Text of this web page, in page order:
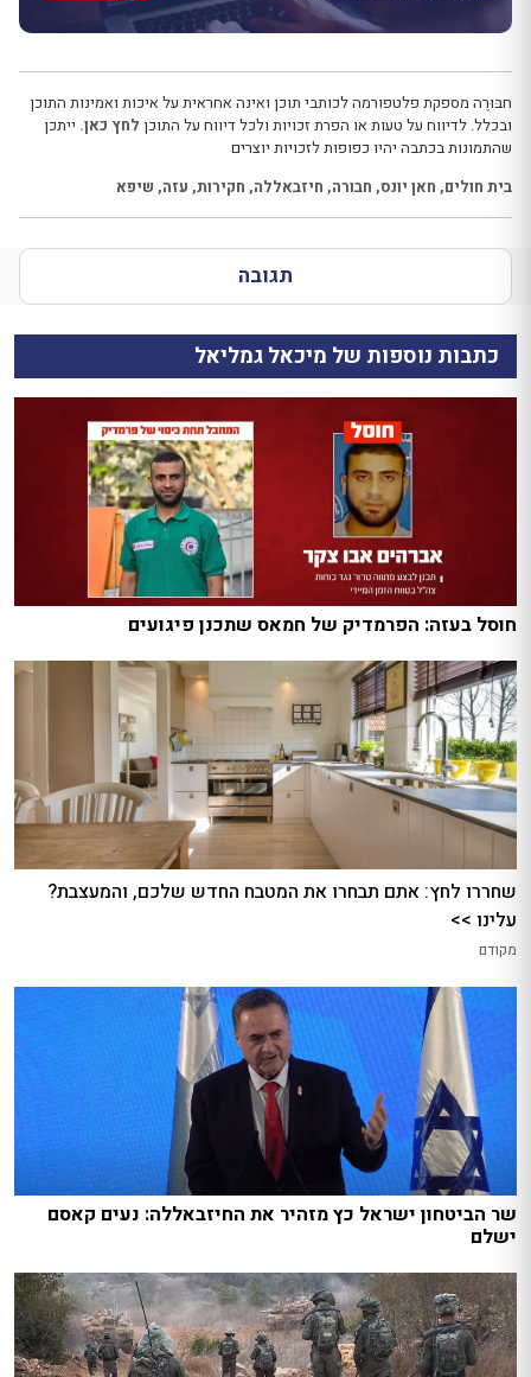
חבּוּרֶה מספקת פלטפורמה לכותבי תוכן ואינה אחראית על איכות ואמינות התוכן
ובכלל. לדיווח על טעות או הפרת זכויות ולכל דיווח על התוכן לחץ כאן. ייתכן
שהתמונות בכתבה יהיו כפופות לזכויות יוצרים
בית חולים, חאן יונס, חבורה, חיזבאללה, חקירות, עזה, שיפא
תגובה
כתבות נוספות של מיכאל גמליאל
חוסל בעזה: הפרמדיק של חמאס שתכנן פיגועים
שחררו לחץ: אתם תבחרו את המטבח החדש שלכם, והמעצבת?
עלינו >>
מקודם
שר הביטחון ישראל כץ מזהיר את החיזבאללה: נעים קאסם
ישלם